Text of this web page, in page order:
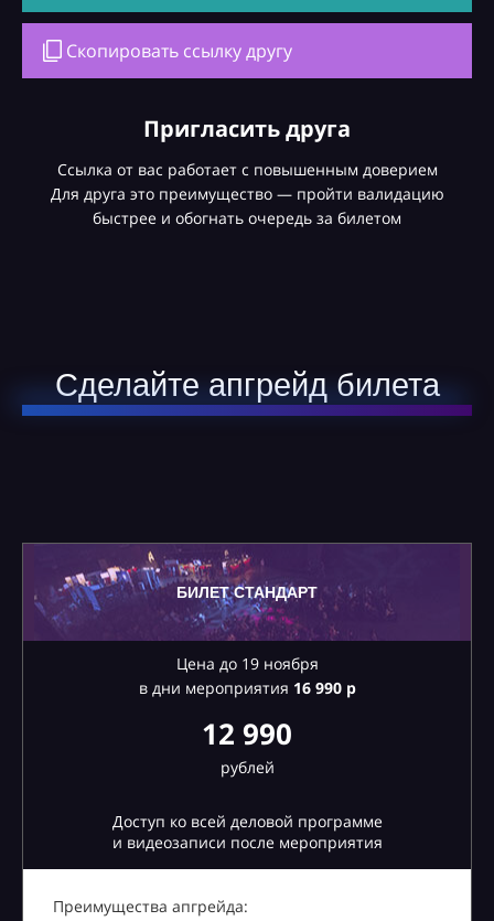
Скопировать ссылку другу
Пригласить друга
Ссылка от вас работает с повышенным доверием
Для друга это преимущество — пройти валидацию
быстрее и обогнать очередь за билетом
Сделайте апгрейд билета
БИЛЕТ СТАНДАРТ
Цена до 19 ноября
в дни мероприятия 16990 р
12 990
рублей
Доступ ко всей деловой программе
и видеозаписи после мероприятия
Преимущества апгрейда: